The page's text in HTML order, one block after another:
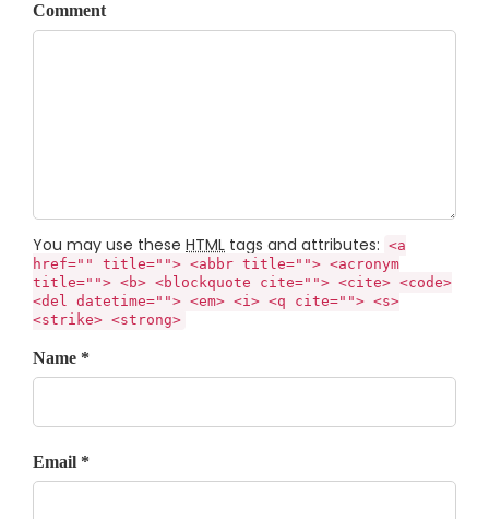
Comment
You may use these HTML tags and attributes: <a
href="" title=""> <abbr title=""> <acronym
title=""> <b> <blockquote cite=""> <cite> <code>
<del datetime=""> <em> <i> <q cite=""> <s>
<strike> <strong>
Name *
Email *